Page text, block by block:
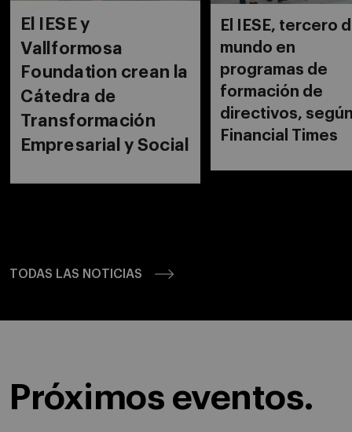
El IESE y
Vallformosa
Foundation crean la
Cátedra de
Transformación
Empresarial y Social
El IESE, tercero
mundo en
programas de
formación de
directivos,
Financial Times
TODAS LAS NOTICIAS
Próximos eventos.